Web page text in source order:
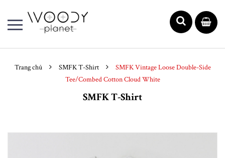
Trang chủ SMFK T-Shirt
SMFK Vintage Loose Double-Side
Tee/Combed Cotton Cloud White
SMFK T-Shirt